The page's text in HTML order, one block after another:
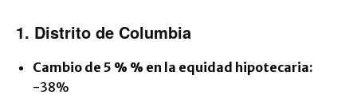
1. Distrito de Columbia
Cambio de 5 % % en la equidad hipotecaria:
-38%